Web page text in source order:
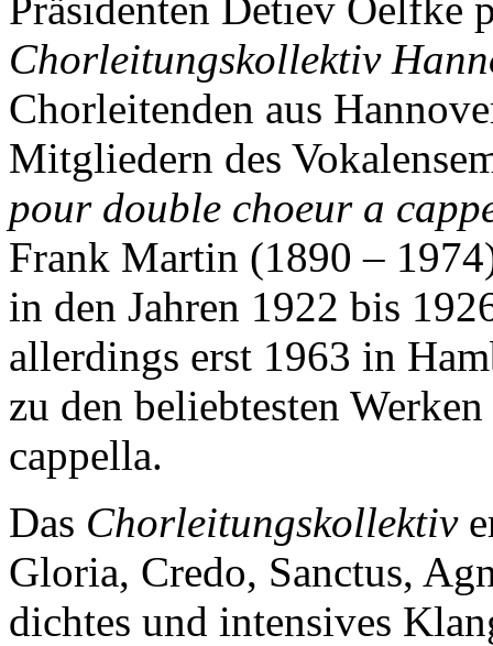
Chorleitungskollektiv
Chorleitenden aus
Mitgliedern des
pour double choeur a
Frank Martin (1890 –
in den Jahren 1922 bis
allerdings erst 1963 in
zu den beliebtesten
cappella.
Das Chorleitungskollektiv
Gloria, Credo, Sanctus,
dichtes und intensives